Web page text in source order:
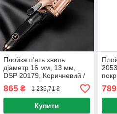
Плойка п'ять хвиль
діаметр 16 мм, 13 мм,
DSP 20179, Коричневий /
Плойка хвиля / Щипці для
завивки волосся /
Керамічна плойка
865₴ 1 235,71 ₴
Купити
789